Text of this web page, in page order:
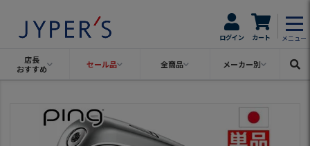
ログイン カート メニュー
店長
おすすめ
セール品 全商品 メーカー別